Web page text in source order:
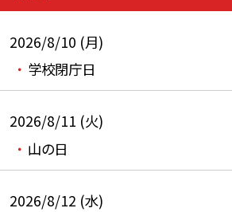
2026/8/10 (月)
学校閉庁日
2026/8/11 (火)
山の日
2026/8/12 (水)